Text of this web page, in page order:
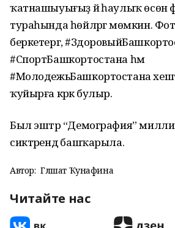
ҡатнашыуығыҙ йә һаулыҡ өсөн
тураһында һөйләргә мөмкин.
беркетергә,
#СпортБашкортостана һәм
#МолодежьБашкортостана
ҡуйырға кәрәк булыр.
Был эштәр “Демография”
сиктәрендә башҡарыла.
Автор: Гөлшат Ҡунафина
Читайте нас